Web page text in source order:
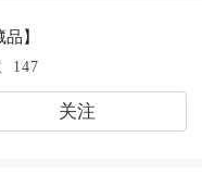
品】
147
关注